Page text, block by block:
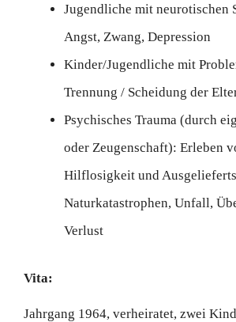
Jugendliche mit neurotischen
Angst, Zwang, Depression
Kinder/Jugendliche mit
Trennung / Scheidung der
Psychisches Trauma (durch
oder Zeugenschaft): Erleben
Hilflosigkeit und
Naturkatastrophen, Unfall,
Verlust
Vita:
Jahrgang 1964, verheiratet, zwei